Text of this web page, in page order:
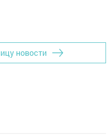
новости